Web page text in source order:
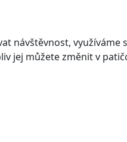
návštěvnost, využíváme
jej můžete změnit v